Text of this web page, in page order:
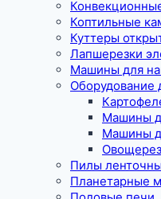
Коптильные
Куттеры
Лапшерезки
Машины для
Оборудование
Машины
Машины
Пилы
Планетарные